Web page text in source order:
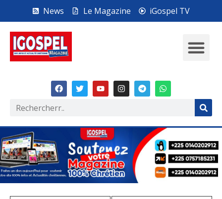
News Le Magazine iGospel TV